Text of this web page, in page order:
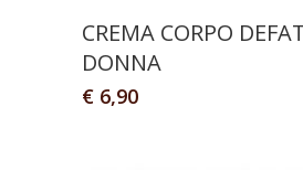
CREMA CORPO
DONNA
€ 6,90